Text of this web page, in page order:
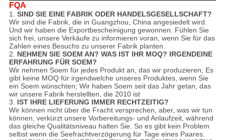
FQA
1. SIND SIE EINE FABRIK ODER HANDELSGESELLSCHAFT?
Wir sind die Fabrik, die in Guangzhou, China angesiedelt wird.
Und wir haben die Exportbescheinigung gewonnen. Fühlen Sie
sich frei, unsere Verkäufe zu informieren voran, wenn Sie für das
Zahlen eines Besuchs zu unserer Fabrik planten.
2. NEHMEN SIE SOEM AN? WAS IST IHR MOQ? IRGENDEINE
ERFAHRUNG FÜR SOEM?
Wir nehmen Soem für jedes Produkt an, das wir produzieren; Es
gibt keine MOQ für irgendwelche unseres Produktes, wenn Sie
ein Soem wünschten; Wir haben Soem seit das Jahr getan, das
wir unsere Fabrik herstellten, die 2010 ist
3. IST IHRE LIEFERUNG IMMER RECHTZEITIG?
Wir können nicht über die Fracht versprechen, aber, was wir tun
können, verkürzt unsere Vorbereitungs- und Anlaufzeit, während
das gleiche Qualitätsniveau halten Sie. So es gibt kein Problem
selbst wenn die Seefrachtverzögerung für Tage eines Paares.